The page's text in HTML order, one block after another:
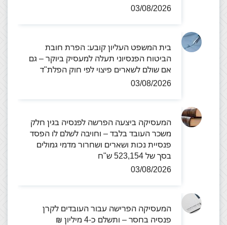
03/08/2026
בית המשפט העליון קובע: הפרת חובת
הביטוח הפנסיוני תעלה למעסיק ביוקר – גם
אם שולם לשארים פיצוי לפי חוק הפלת"ד
03/08/2026
המעסיקה ביצעה הפרשה לפנסיה בגין חלק
משכר העובד בלבד – וחויבה לשלם לו הפסד
פנסיית נכות ושארים ושחרור מדמי גמולים
בסך של 523,154 ש"ח
03/08/2026
המעסיקה הפרישה עבור העובדים לקרן
פנסיה בחסר – ותשלם כ-4 מיליון ₪